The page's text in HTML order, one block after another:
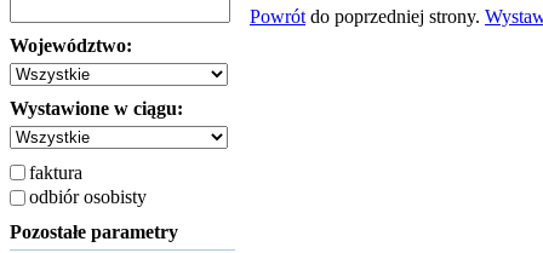
Województwo:
Wystawione w ciągu:
faktura
odbiór osobisty
Pozostałe parametry
Powrót do poprzedniej strony.